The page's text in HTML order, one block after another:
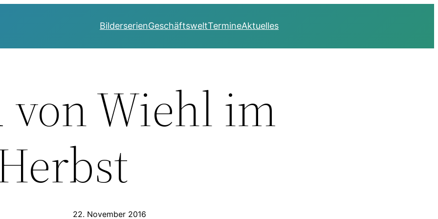
BilderserienGeschäftsweltTermineAktuelles
Wiehl im
22. November 2016